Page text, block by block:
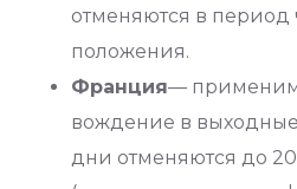
отменяются в период
положения.
Франция—
вождение в
дни отменяются до